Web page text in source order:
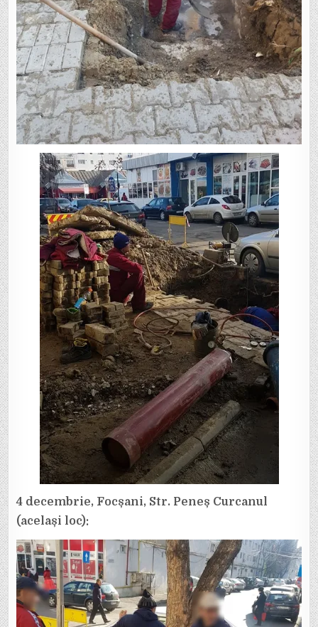
4 decembrie, Focșani, Str. Peneș Curcanul
(același loc):